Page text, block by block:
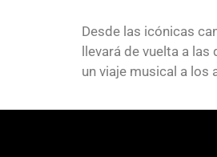
Desde las icónicas
llevará de vuelta a
un viaje musical a los